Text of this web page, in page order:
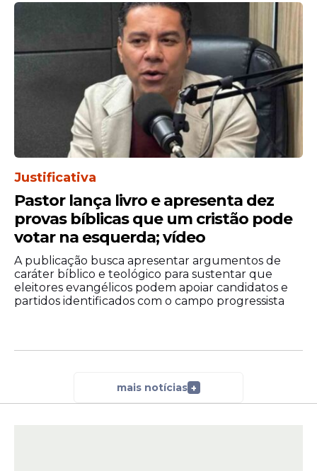
Justificativa
Pastor lança livro e apresenta dez
provas bíblicas que um cristão pode
votar na esquerda; vídeo
A publicação busca apresentar argumentos de
caráter bíblico e teológico para sustentar que
eleitores evangélicos podem apoiar candidatos e
partidos identificados com o campo progressista
mais notícias +